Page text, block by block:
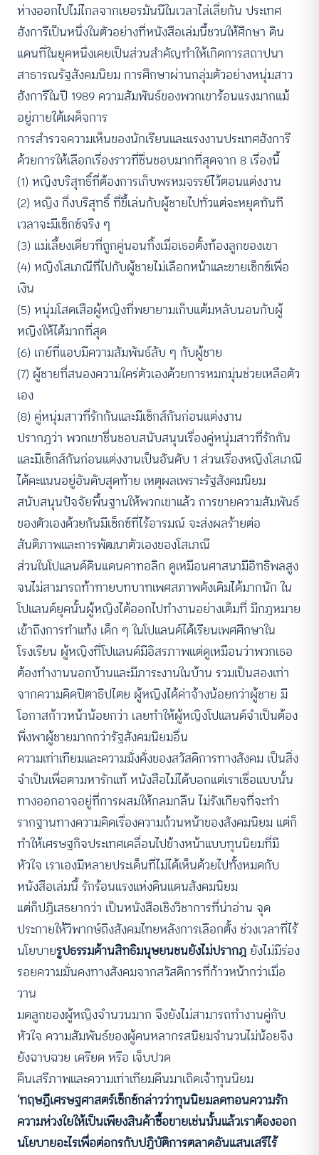
ห่างออกไปไม่ไกลจากเยอรมันนีในเวลาไล่เลี่ยกัน ประเทศ
ฮังการีเป็นหนึ่งในตัวอย่างที่หนังสือเล่มนี้ชวนให้ศึกษา ดิน
แดนที่ในยุคหนึ่งเคยเป็นส่วนสำคัญทำให้เกิดการสถาปนา
สาธารณรัฐสังคมนิยม การศึกษาผ่านกลุ่มตัวอย่างหนุ่มสาว
ฮังการีในปี 1989 ความสัมพันธ์ของพวกเขาร้อนแรงมากแม้
อยู่ภายใต้เผด็จการ
การสำรวจความเห็นของนักเรียนและแรงงานประเทศฮังการี
ด้วยการให้เลือกเรื่องราวที่ชื่นชอบมากที่สุดจาก 8 เรื่องนี้
(1) หญิงบริสุทธิ์ที่ต้องการเก็บพรหมจรรย์ไว้ตอนแต่งงาน
(2) หญิง กึ่งบริสุทธิ์ ที่ขี้เล่นกับผู้ชายไปทั่วแต่จะหยุดทันที
เวลาจะมีเซ็กซ์จริง ๆ
(3) แม่เลี้ยงเดี่ยวที่ถูกคู่นอนทิ้งเมื่อเธอตั้งท้องลูกของเขา
(4) หญิงโสเภณีที่ไปกับผู้ชายไม่เลือกหน้าและขายเซ็กซ์เพื่อ
เงิน
(5) หนุ่มโสดเสือผู้หญิงที่พยายามเก็บแต้มหลับนอนกับผู้
หญิงให้ได้มากที่สุด
(6) เกย์ที่แอบมีความสัมพันธ์ลับ ๆ กับผู้ชาย
(7) ผู้ชายที่สนองความใคร่ตัวเองด้วยการหมกมุ่นช่วยเหลือตัว
เอง
(8) คู่หนุ่มสาวที่รักกันและมีเซ็กส์กันก่อนแต่งงาน
ปรากฎว่า พวกเขาชื่นชอบสนับสนุนเรื่องคู่หนุ่มสาวที่รักกัน
และมีเซ็กส์กันก่อนแต่งงานเป็นอันดับ 1 ส่วนเรื่องหญิงโสเภณี
ได้คะแนนอยู่อันดับสุดท้าย เหตุผลเพราะรัฐสังคมนิยม
สนับสนุนปัจจัยพื้นฐานให้พวกเขาแล้ว การขายความสัมพันธ์
ของตัวเองด้วยกันมีเซ็กซ์ที่ไร้อารมณ์ จะส่งผลร้ายต่อ
สันติภาพและการพัฒนาตัวเองของโสเภณี
ส่วนในโปแลนด์ดินแดนคาทอลิก ดูเหมือนศาสนามีอิทธิพลสูง
จนไม่สามารถท้าทายบทบาทเพศสภาพดังเดิมได้มากนัก ใน
โปแลนด์ยุคนั้นผู้หญิงได้ออกไปทำงานอย่างเต็มที่ มีกฎหมาย
เข้าถึงการทำแท้ง เด็ก ๆ ในโปแลนด์ได้เรียนเพศศึกษาใน
โรงเรียน ผู้หญิงที่โปแลนด์มีอิสรภาพแต่ดูเหมือนว่าพวกเธอ
ต้องทำงานนอกบ้านและมีภาระงานในบ้าน รวมเป็นสองเท่า
จากความคิดปิตาธิปไตย ผู้หญิงได้ค่าจ้างน้อยกว่าผู้ชาย มี
โอกาสก้าวหน้าน้อยกว่า เลยทำให้ผู้หญิงโปแลนด์จำเป็นต้อง
พึ่งพาผู้ชายมากกว่ารัฐสังคมนิยมอื่น
ความเท่าเทียมและความมั่งคั่งของสวัสดิการทางสังคม เป็นสิ่ง
จำเป็นเพื่อตามหารักแท้ หนังสือไม่ได้บอกแต่เราเชื่อแบบนั้น
ทางออกอาจอยู่ที่การผสมให้กลมกลืน ไม่รังเกียจที่จะทำ
รากฐานทางความคิดเรื่องความถ้วนหน้าของสังคมนิยม แต่ก็
ทำให้เศรษฐกิจประเทศเคลื่อนไปข้างหน้าแบบทุนนิยมที่มี
หัวใจ เราเองมีหลายประเด็นที่ไม่ได้เห็นด้วยไปทั้งหมดกับ
หนังสือเล่มนี้ รักร้อนแรงแห่งดินแดนสังคมนิยม
แต่ก็ปฏิเสธยากว่า เป็นหนังสือเชิงวิชาการที่น่าอ่าน จุด
ประกายให้วิพากษ์ถึงสังคมไทยหลังการเลือกตั้ง ช่วงเวลาที่ไร้
นโยบายรูปธรรมด้านสิทธิมนุษยนชนยังไม่ปรากฎ ยังไม่มีร่อง
รอยความมั่นคงทางสังคมจากสวัสดิการที่ก้าวหน้ากว่าเมื่อ
วาน
มดลูกของผู้หญิงจำนวนมาก จึงยังไม่สามารถทำงานคู่กับ
หัวใจ ความสัมพันธ์ของผู้คนหลากรสนิยมจำนวนไม่น้อยจึง
ยังฉาบฉวย เครียด หรือ เจ็บปวด
คืนเสรีภาพและความเท่าเทียมคืนมาเถิดเจ้าทุนนิยม
‘ทฤษฎีเศรษฐศาสตร์เซ็กซ์กล่าวว่าทุนนิยมลดทอนความรัก
ความห่วงใยให้เป็นเพียงสินค้าซื้อขายเช่นนั้นแล้วเราต้องออก
นโยบายอะไรเพื่อต่อกรกับปฏิบัติการตลาดอันแสนเสรีไร้